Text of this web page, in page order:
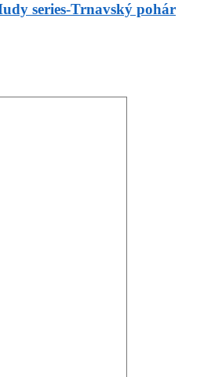
series-Trnavský pohár